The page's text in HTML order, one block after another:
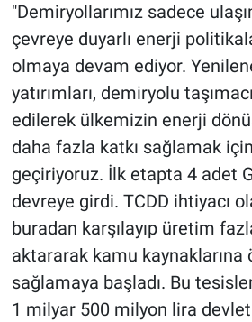
"Demiryollarımız sadece
çevreye duyarlı enerji
olmaya devam ediyor.
yatırımları, demiryolu
edilerek ülkemizin enerji
daha fazla katkı sağlamak
geçiriyoruz. İlk etapta 4 adet
devreye girdi. TCDD ihtiyacı
buradan karşılayıp üretim
aktararak kamu
sağlamaya başladı. Bu
1 milyar 500 milyon lira